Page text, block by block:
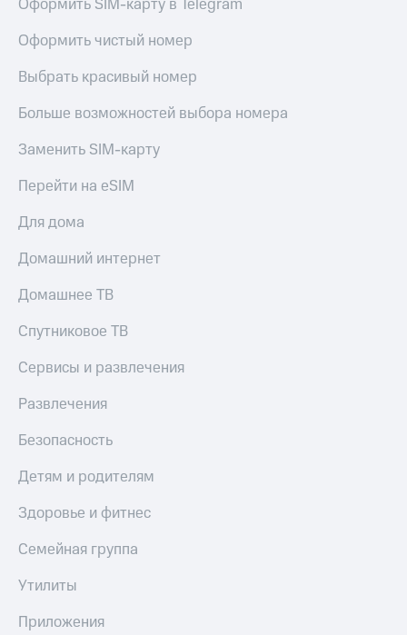
Оформить SIM-карту в Telegram
Оформить чистый номер
Выбрать красивый номер
Больше возможностей выбора номера
Заменить SIM-карту
Перейти на eSIM
Для дома
Домашний интернет
Домашнее ТВ
Спутниковое ТВ
Сервисы и развлечения
Развлечения
Безопасность
Детям и родителям
Здоровье и фитнес
Семейная группа
Утилиты
Приложения